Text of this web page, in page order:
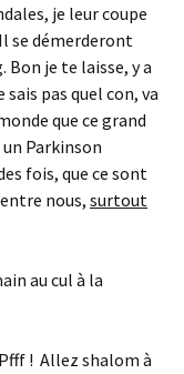
je leur coupe
se démerderont
je te laisse, y a
pas quel con, va
que ce grand
Parkinson
fois, que ce sont
nous, surtout
au cul à la
Pfff ! Allez shalom à